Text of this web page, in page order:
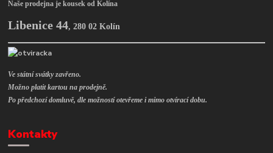
Naše prodejna je kousek od Kolína
Libenice 44,280 02 Kolín
Ve státní svátky zavřeno.
Možno platit kartou na prodejně.
Po předchozí domluvě, dle možností otevřeme i mimo otvírací dobu.
Kontakty